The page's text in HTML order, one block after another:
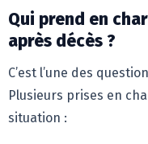
Qui prend en
après décès ?
C’est l’une des
Plusieurs prises en
situation :